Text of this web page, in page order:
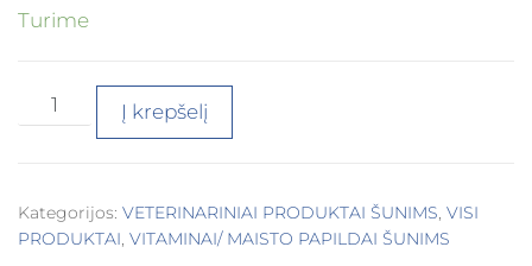
Turime
Į krepšelį
Kategorijos: VETERINARINIAI PRODUKTAI ŠUNIMS, VISI
PRODUKTAI, VITAMINAI/ MAISTO PAPILDAI ŠUNIMS